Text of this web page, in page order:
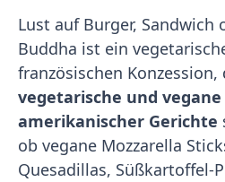
Lust auf Burger, Sandwich
Buddha ist ein
französischen Konzession,
vegetarische und
amerikanischer Gerichte
ob vegane Mozzarella
Quesadillas, Süßkartoffel-